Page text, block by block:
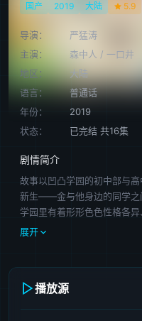
国产 2019 大陆 5.9
导演：
严猛涛
主演：
森中人 / 一口井
地区：
大陆
语言：
普通话
年份：
2019
状态：
已完结 共16集
剧情简介
故事以凹凸学园的初中部与
新生——金与他身边的同学之
学园里有着形形色色性格各
用平行式的单元小故事讲述
展开
播放源